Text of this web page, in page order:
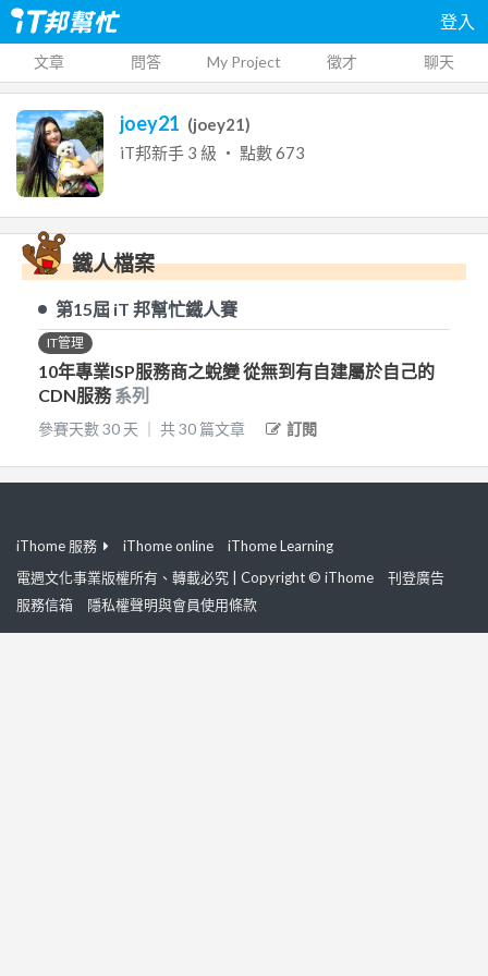
登入
文章 問答 My Project 徵才 聊天
joey21 (joey21)
iT邦新手 3 級 ‧ 點數673
鐵人檔案
第15屆 iT 邦幫忙鐵人賽
IT管理
10年專業ISP服務商之蛻變 從無到有自建屬於自己的
CDN服務 系列
參賽天數30 天 共30 篇文章 訂閱
iThome 服務 iThome online
iThome Learning
電週文化事業版權所有、轉載必究 | Copyright © iThome
刊登廣告
服務信箱
隱私權聲明與會員使用條款